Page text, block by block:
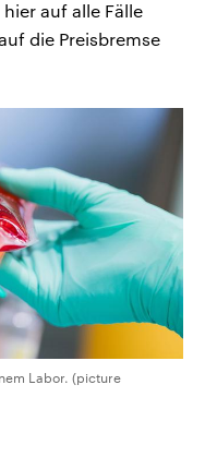
auf alle Fälle
die Preisbremse
Labor. (picture